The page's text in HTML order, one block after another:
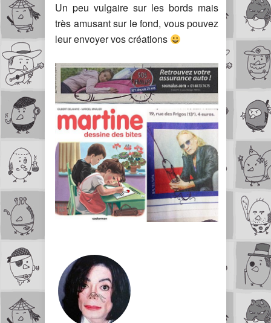
Un peu vulgaire sur les bords mais
très amusant sur le fond, vous pouvez
leur envoyer vos créations